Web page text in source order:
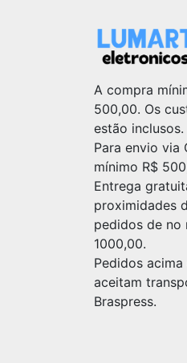
A compra
500,00. Os
estão inclusos.
Para envio via
mínimo R$
Entrega
proximidades
pedidos de no
1000,00.
Pedidos acima
aceitam
Braspress.